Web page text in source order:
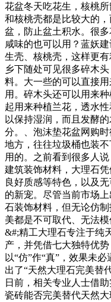
花盆冬天吃花生，核桃
和核桃壳都是比较大的
盆，防止盆土积水。很
咸味的也可以用？蓝妖
生壳、核桃壳，这样更
乡下随处可见很多碎木
料。大一些的可以直接
用。碎木头还可以用来
起用来种植兰花，透水
以保持湿润，而且发酵
分。、泡沫垫花盆网购
地方，往往垃圾桶也装
用的。之前看到很多人
建筑装饰材料，大理石
良好质感等特色，以及
的新宠。尽管当前市场
石装饰材料，但无论仿
美都是不可取代、无法
&#;精工大理石专注于纯
产，并凭借七大独特优
以“仿”作“真”，效果未
出了“天然大理石完美替
日前，相关专业人士借
瓷砖能否完美替代天然